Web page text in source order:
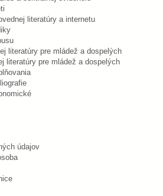
literatúry a internetu
literatúry pre mládež a dospelých
literatúry pre mládež a dospelých
údajov